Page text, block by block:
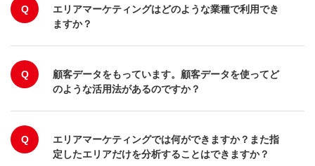
Q
エリアマーケティングはどのような業種で利用でき
ますか？
Q
顧客データをもっています。顧客データを使ってど
のような活用法があるのですか？
Q
エリアマーケティングでは何ができますか？また指
定したエリアだけを分析することはできますか？